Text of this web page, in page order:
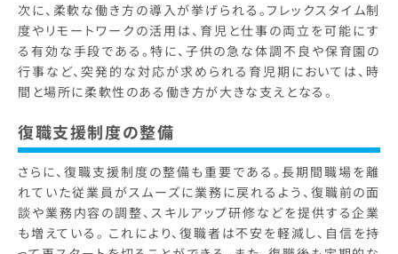
次に、柔軟な働き方の導入が挙げられる。フレックスタイム制
度やリモートワークの活用は、育児と仕事の両立を可能にす
る有効な手段である。特に、子供の急な体調不良や保育園の
行事など、突発的な対応が求められる育児期においては、時
間と場所に柔軟性のある働き方が大きな支えとなる。
復職支援制度の整備
さらに、復職支援制度の整備も重要である。長期間職場を離
れていた従業員がスムーズに業務に戻れるよう、復職前の面
談や業務内容の調整、スキルアップ研修などを提供する企業
も増えている。 これにより、復職者は不安を軽減し、自信を持